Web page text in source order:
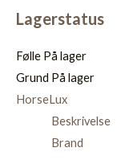
Lagerstatus
Følle På lager
Grund På lager
HorseLux
Beskrivelse
Brand